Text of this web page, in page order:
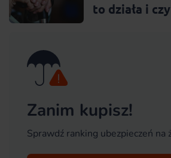
to działa i
Zanim kupisz!
Sprawdź ranking ubezpieczeń na